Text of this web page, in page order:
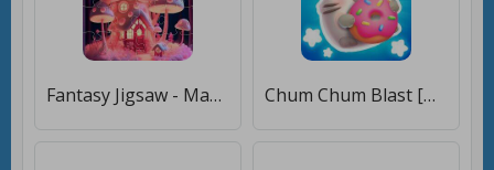
Fantasy Jigsaw - Magic Puzzle [Много монет] Chum Chum Blast [Мод меню]